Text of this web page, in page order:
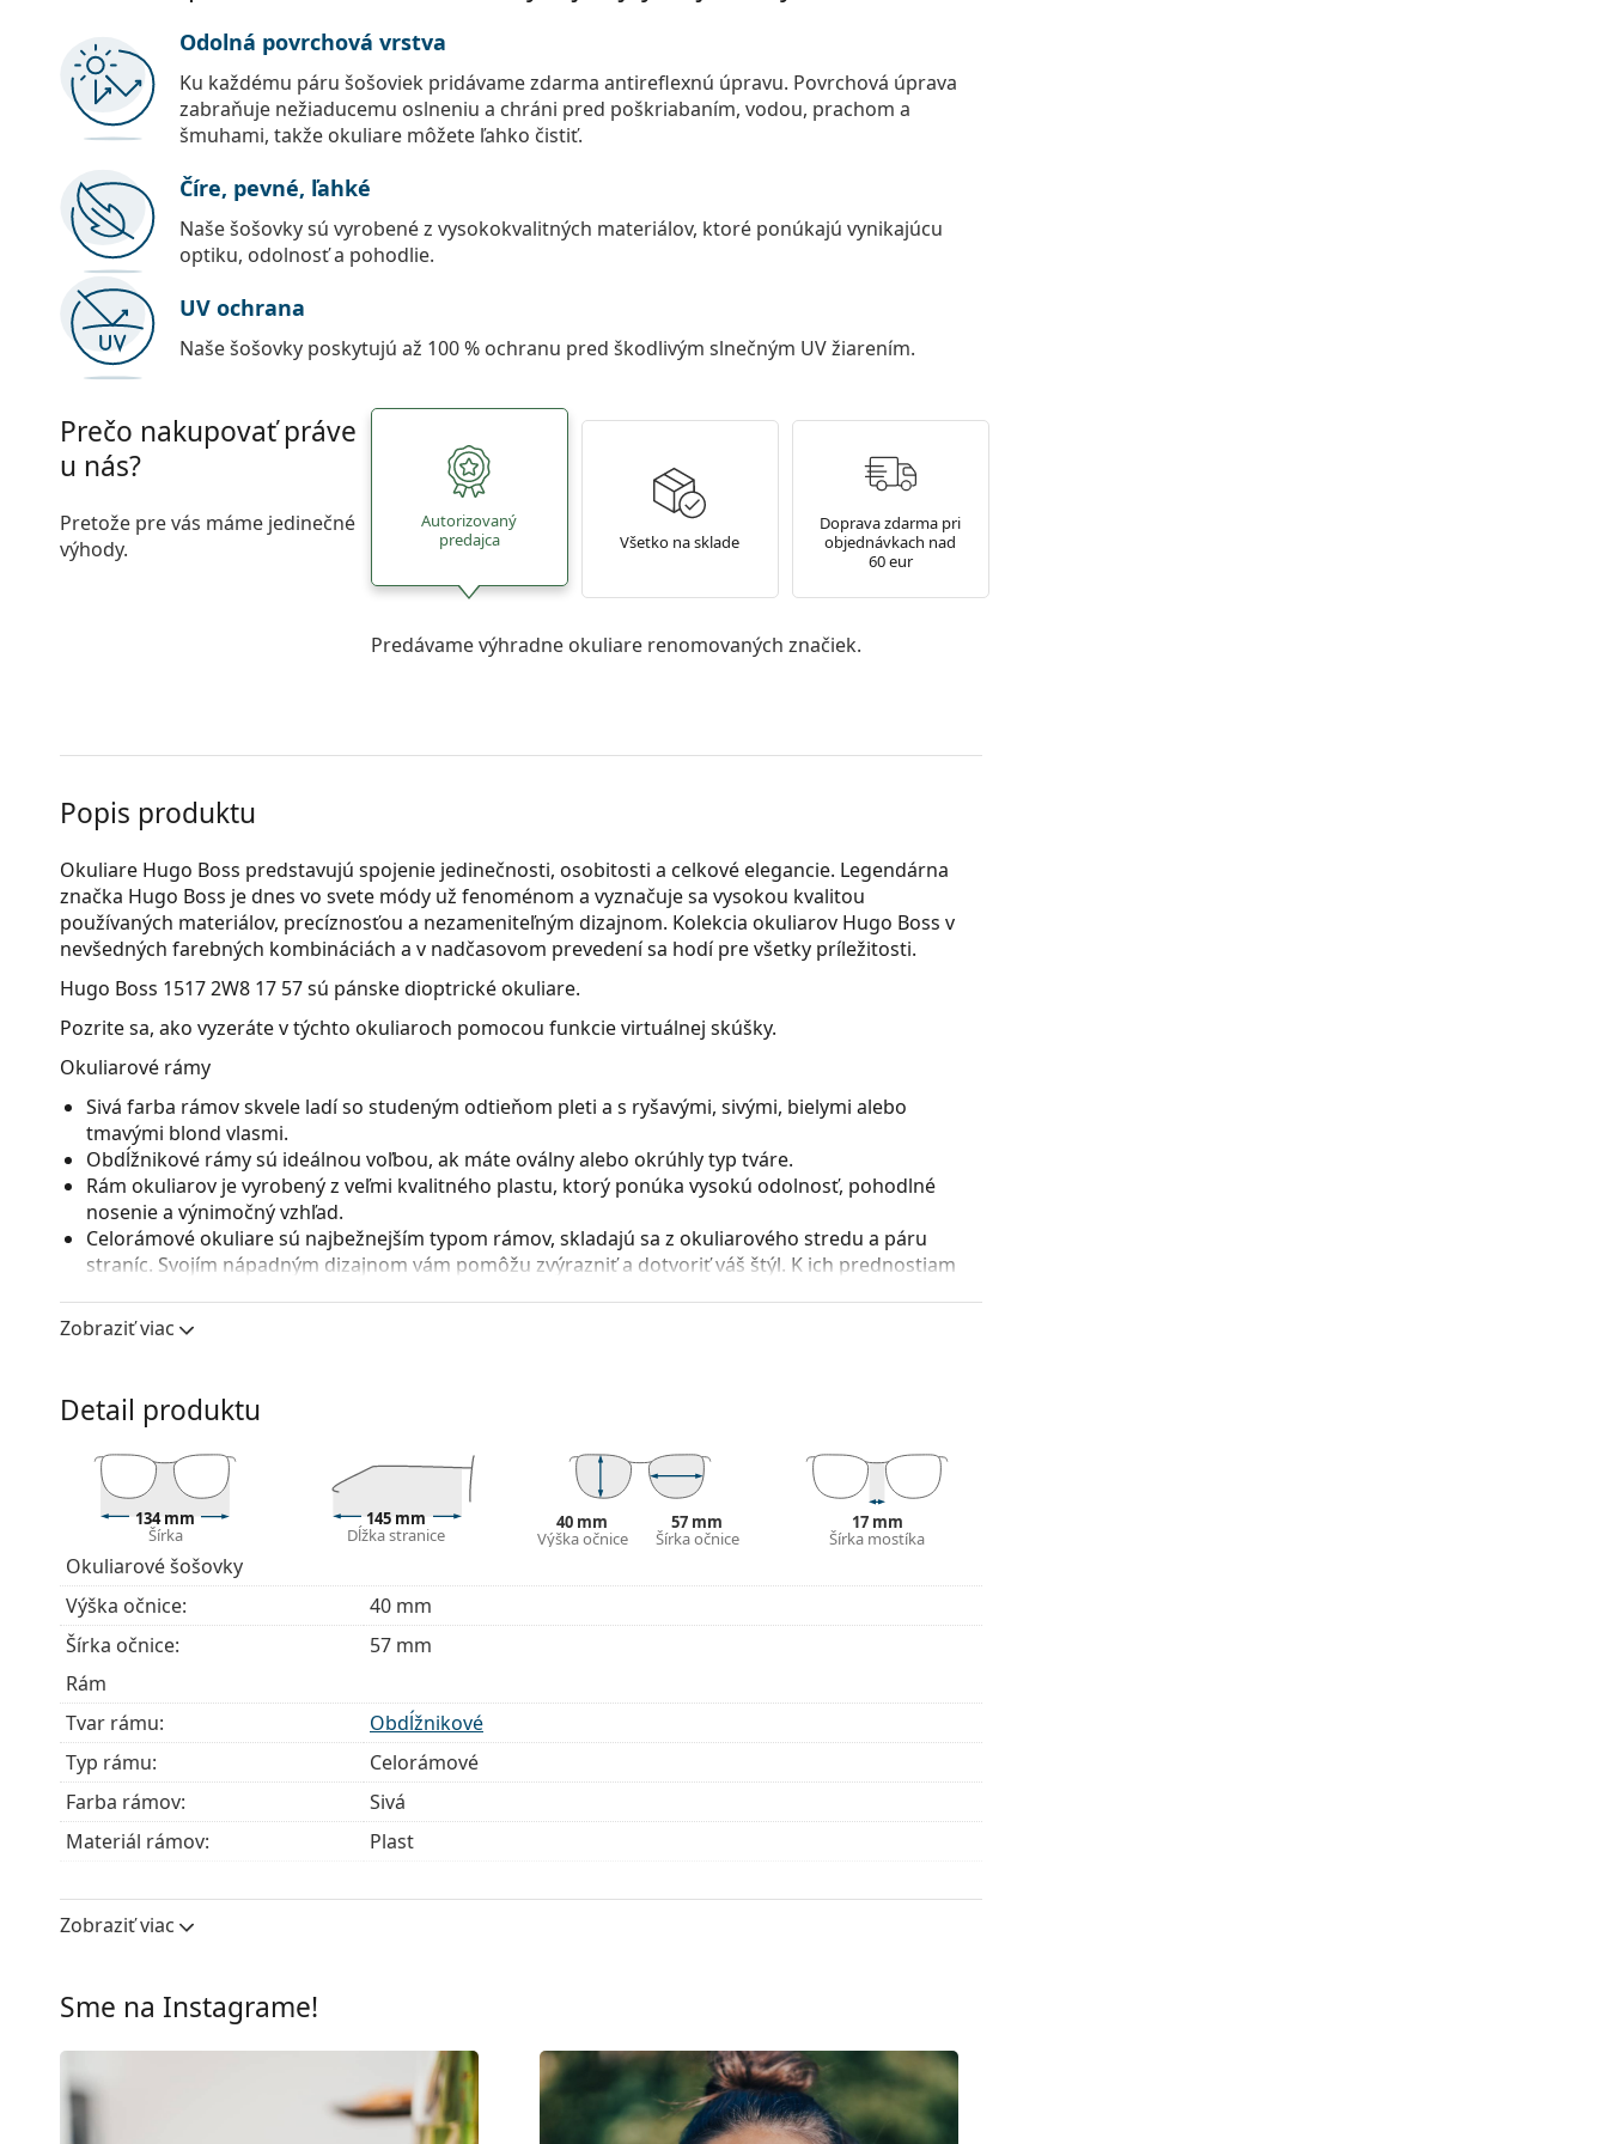
Odolná povrchová vrstva
Ku každému páru šošoviek pridávame zdarma antireflexnú úpravu. Povrchová úprava
zabraňuje nežiaducemu oslneniu a chráni pred poškriabaním, vodou, prachom a
šmuhami, takže okuliare môžete ľahko čistiť.
Číre, pevné, ľahké
Naše šošovky sú vyrobené z vysokokvalitných materiálov, ktoré ponúkajú vynikajúcu
optiku, odolnosť a pohodlie.
UV ochrana
Naše šošovky poskytujú až 100 % ochranu pred škodlivým slnečným UV žiarením.
Prečo nakupovať práve
u nás?
Pretože pre vás máme jedinečné
výhody.
Autorizovaný
predajca
Všetko na sklade
Doprava zdarma pri
objednávkach nad
60 eur
Predávame výhradne okuliare renomovaných značiek.
Popis produktu
Okuliare Hugo Boss predstavujú spojenie jedinečnosti, osobitosti a celkové elegancie. Legendárna
značka Hugo Boss je dnes vo svete módy už fenoménom a vyznačuje sa vysokou kvalitou
používaných materiálov, precíznosťou a nezameniteľným dizajnom. Kolekcia okuliarov Hugo Boss v
nevšedných farebných kombináciách a v nadčasovom prevedení sa hodí pre všetky príležitosti.
Hugo Boss 1517 2W8 17 57sú pánske dioptrické okuliare.
Pozrite sa, ako vyzeráte v týchto okuliaroch pomocou funkcie virtuálnej skúšky.
Okuliarové rámy
Sivá farba rámov skvele ladí so studeným odtieňom pleti a s ryšavými, sivými, bielymi alebo
tmavými blond vlasmi.
Obdĺžnikové rámy sú ideálnou voľbou, ak máte oválny alebo okrúhly typ tváre.
Rám okuliarov je vyrobený z veľmi kvalitného plastu, ktorý ponúka vysokú odolnosť, pohodlné
nosenie a výnimočný vzhľad.
Celorámové okuliare sú najbežnejším typom rámov, skladajú sa z okuliarového stredu a páru
straníc. Svojím nápadným dizajnom vám pomôžu zvýrazniť a dotvoriť váš štýl. K ich prednostiam
pred poškodením. Tento druh rámu je vhodný pre všetky typy okuliarových šošoviek, vrátane tých
s vyššou optickou mohutnosťou.
pohodlnejšie nasadenie okuliarov. Rám je vďaka nej odolnejší proti zlomeniu a tiež si dlhší čas udrží
správne nastavenie.
Príslušenstvo
Okuliare dodávame s originálnym puzdrom. Farba puzdra a jeho vyhotovenie sa môžu líšiť.
Handrička, ktorá je súčasťou balenia, je ideálna na čistenie a starostlivosť o okuliare. Niektoré
modely môžu namiesto handričky obsahovať textilné vrecko.
Ide o zdravotnícku pomôcku. Pred použitím si prečítajte pokyny.
Zobraziť viac
Detail produktu
134 mm
Šírka
145 mm
Dĺžka stranice
40 mm
Výška očnice
57 mm
Šírka očnice
17 mm
Šírka mostíka
Okuliarové šošovky
Výška očnice:
40 mm
Šírka očnice:
57 mm
Rám
Tvar rámu:
Obdĺžnikové
Typ rámu:
Celorámové
Farba rámov:
Sivá
Materiál rámov:
Plast
Šírka:
Šírka mostíka:
Nastaviteľné sedielka:
Áno
Zobraziť viac
Sme na Instagrame!